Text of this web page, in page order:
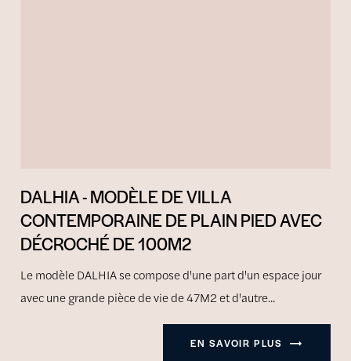
DALHIA - MODÈLE DE VILLA
CONTEMPORAINE DE PLAIN PIED AVEC
DÉCROCHÉ DE 100M2
Le modèle DALHIA se compose d'une part d'un espace jour
avec une grande pièce de vie de 47M2 et d'autre...
EN SAVOIR PLUS